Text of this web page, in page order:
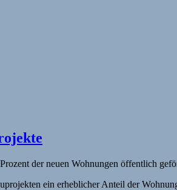
ein erheblicher Anteil der